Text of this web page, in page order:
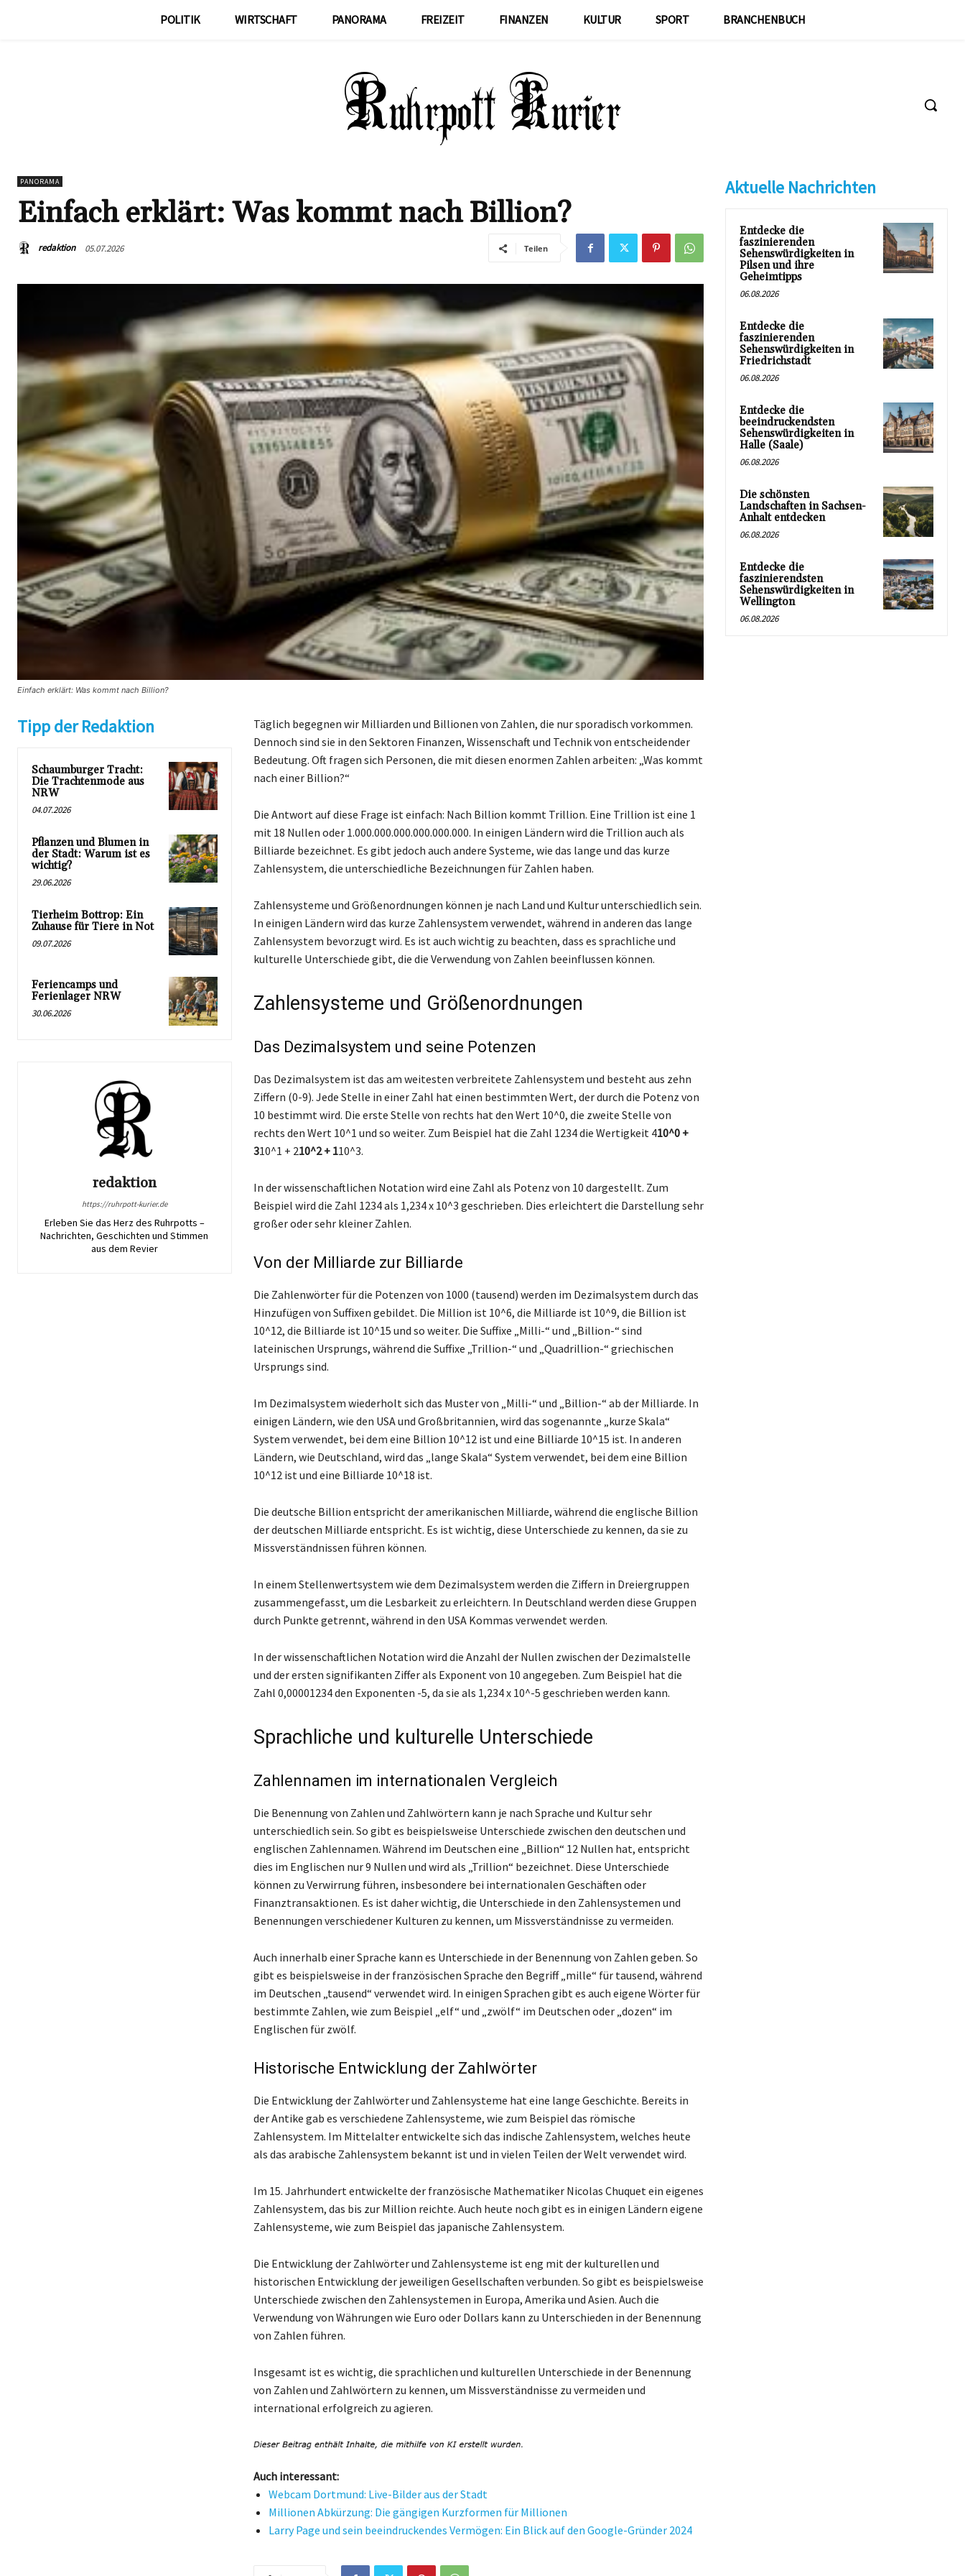
POLITIK WIRTSCHAFT PANORAMA FREIZEIT FINANZEN KULTUR SPORT BRANCHENBUCH
PANORAMA
Einfach erklärt: Was kommt nach Billion?
redaktion 05.07.2026 Teilen
Einfach erklärt: Was kommt nach Billion?
Tipp der Redaktion
Schaumburger Tracht:
Die Trachtenmode aus
NRW
04.07.2026
Pflanzen und Blumen in
der Stadt: Warum ist es
wichtig?
29.06.2026
Tierheim Bottrop: Ein
Zuhause für Tiere in Not
09.07.2026
Feriencamps und
Ferienlager NRW
30.06.2026
redaktion
https://ruhrpott-kurier.de
Erleben Sie das Herz des Ruhrpotts –
Nachrichten, Geschichten und Stimmen
aus dem Revier
Täglich begegnen wir Milliarden und Billionen von Zahlen, die nur sporadisch vorkommen.
Dennoch sind sie in den Sektoren Finanzen, Wissenschaft und Technik von entscheidender
Bedeutung. Oft fragen sich Personen, die mit diesen enormen Zahlen arbeiten: „Was kommt
nach einer Billion?“
Die Antwort auf diese Frage ist einfach: Nach Billion kommt Trillion. Eine Trillion ist eine 1
mit 18 Nullen oder 1.000.000.000.000.000.000. In einigen Ländern wird die Trillion auch als
Billiarde bezeichnet. Es gibt jedoch auch andere Systeme, wie das lange und das kurze
Zahlensystem, die unterschiedliche Bezeichnungen für Zahlen haben.
Zahlensysteme und Größenordnungen können je nach Land und Kultur unterschiedlich sein.
In einigen Ländern wird das kurze Zahlensystem verwendet, während in anderen das lange
Zahlensystem bevorzugt wird. Es ist auch wichtig zu beachten, dass es sprachliche und
kulturelle Unterschiede gibt, die die Verwendung von Zahlen beeinflussen können.
Zahlensysteme und Größenordnungen
Das Dezimalsystem und seine Potenzen
Das Dezimalsystem ist das am weitesten verbreitete Zahlensystem und besteht aus zehn
Ziffern (0-9). Jede Stelle in einer Zahl hat einen bestimmten Wert, der durch die Potenz von
10 bestimmt wird. Die erste Stelle von rechts hat den Wert 10^0, die zweite Stelle von
rechts den Wert 10^1 und so weiter. Zum Beispiel hat die Zahl 1234 die Wertigkeit 410^0 +
310^1 + 210^2 + 110^3.
In der wissenschaftlichen Notation wird eine Zahl als Potenz von 10 dargestellt. Zum
Beispiel wird die Zahl 1234 als 1,234 x 10^3 geschrieben. Dies erleichtert die Darstellung sehr
großer oder sehr kleiner Zahlen.
Von der Milliarde zur Billiarde
Die Zahlenwörter für die Potenzen von 1000 (tausend) werden im Dezimalsystem durch das
Hinzufügen von Suffixen gebildet. Die Million ist 10^6, die Milliarde ist 10^9, die Billion ist
10^12, die Billiarde ist 10^15 und so weiter. Die Suffixe „Milli-“ und „Billion-“ sind
lateinischen Ursprungs, während die Suffixe „Trillion-“ und „Quadrillion-“ griechischen
Ursprungs sind.
Im Dezimalsystem wiederholt sich das Muster von „Milli-“ und „Billion-“ ab der Milliarde. In
einigen Ländern, wie den USA und Großbritannien, wird das sogenannte „kurze Skala“
System verwendet, bei dem eine Billion 10^12 ist und eine Billiarde 10^15 ist. In anderen
Ländern, wie Deutschland, wird das „lange Skala“ System verwendet, bei dem eine Billion
10^12 ist und eine Billiarde 10^18 ist.
Die deutsche Billion entspricht der amerikanischen Milliarde, während die englische Billion
der deutschen Milliarde entspricht. Es ist wichtig, diese Unterschiede zu kennen, da sie zu
Missverständnissen führen können.
In einem Stellenwertsystem wie dem Dezimalsystem werden die Ziffern in Dreiergruppen
zusammengefasst, um die Lesbarkeit zu erleichtern. In Deutschland werden diese Gruppen
durch Punkte getrennt, während in den USA Kommas verwendet werden.
In der wissenschaftlichen Notation wird die Anzahl der Nullen zwischen der Dezimalstelle
und der ersten signifikanten Ziffer als Exponent von 10 angegeben. Zum Beispiel hat die
Zahl 0,00001234 den Exponenten -5, da sie als 1,234 x 10^-5 geschrieben werden kann.
Sprachliche und kulturelle Unterschiede
Zahlennamen im internationalen Vergleich
Die Benennung von Zahlen und Zahlwörtern kann je nach Sprache und Kultur sehr
unterschiedlich sein. So gibt es beispielsweise Unterschiede zwischen den deutschen und
englischen Zahlennamen. Während im Deutschen eine „Billion“ 12 Nullen hat, entspricht
dies im Englischen nur 9 Nullen und wird als „Trillion“ bezeichnet. Diese Unterschiede
können zu Verwirrung führen, insbesondere bei internationalen Geschäften oder
Finanztransaktionen. Es ist daher wichtig, die Unterschiede in den Zahlensystemen und
Benennungen verschiedener Kulturen zu kennen, um Missverständnisse zu vermeiden.
Auch innerhalb einer Sprache kann es Unterschiede in der Benennung von Zahlen geben. So
gibt es beispielsweise in der französischen Sprache den Begriff „mille“ für tausend, während
im Deutschen „tausend“ verwendet wird. In einigen Sprachen gibt es auch eigene Wörter für
bestimmte Zahlen, wie zum Beispiel „elf“ und „zwölf“ im Deutschen oder „dozen“ im
Englischen für zwölf.
Historische Entwicklung der Zahlwörter
Die Entwicklung der Zahlwörter und Zahlensysteme hat eine lange Geschichte. Bereits in
der Antike gab es verschiedene Zahlensysteme, wie zum Beispiel das römische
Zahlensystem. Im Mittelalter entwickelte sich das indische Zahlensystem, welches heute
als das arabische Zahlensystem bekannt ist und in vielen Teilen der Welt verwendet wird.
Im 15. Jahrhundert entwickelte der französische Mathematiker Nicolas Chuquet ein eigenes
Zahlensystem, das bis zur Million reichte. Auch heute noch gibt es in einigen Ländern eigene
Zahlensysteme, wie zum Beispiel das japanische Zahlensystem.
Die Entwicklung der Zahlwörter und Zahlensysteme ist eng mit der kulturellen und
historischen Entwicklung der jeweiligen Gesellschaften verbunden. So gibt es beispielsweise
Unterschiede zwischen den Zahlensystemen in Europa, Amerika und Asien. Auch die
Verwendung von Währungen wie Euro oder Dollars kann zu Unterschieden in der Benennung
von Zahlen führen.
Insgesamt ist es wichtig, die sprachlichen und kulturellen Unterschiede in der Benennung
von Zahlen und Zahlwörtern zu kennen, um Missverständnisse zu vermeiden und
international erfolgreich zu agieren.
Auch interessant:
Webcam Dortmund: Live-Bilder aus der Stadt
Millionen Abkürzung: Die gängigen Kurzformen für Millionen
Larry Page und sein beeindruckendes Vermögen: Ein Blick auf den Google-Gründer 2024
Aktuelle Nachrichten
Entdecke die
faszinierenden
Sehenswürdigkeiten in
Pilsen und ihre
Geheimtipps
06.08.2026
Entdecke die
faszinierenden
Sehenswürdigkeiten in
Friedrichstadt
06.08.2026
Entdecke die
beeindruckendsten
Sehenswürdigkeiten in
Halle (Saale)
06.08.2026
Die schönsten
Landschaften in Sachsen-
Anhalt entdecken
06.08.2026
Entdecke die
faszinierendsten
Sehenswürdigkeiten in
Wellington
06.08.2026